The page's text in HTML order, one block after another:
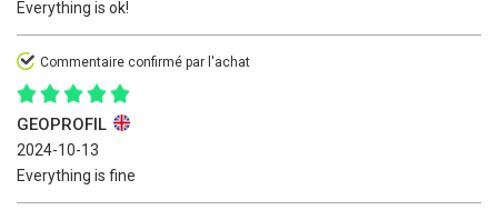
Everything is ok!
Commentaire confirmé par l'achat
GEOPROFIL
2024-10-13
Everything is fine